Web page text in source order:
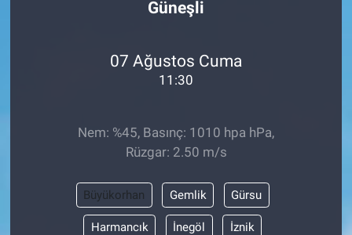
Güneşli
07 Ağustos Cuma
11:30
Nem: %45, Basınç: 1010 hpa hPa,
Rüzgar: 2.50 m/s
Büyükorhan Gemlik Gürsu
Harmancık İnegöl İznik